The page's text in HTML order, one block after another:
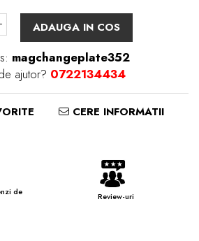
ADAUGA IN COS
magchangeplate352
ajutor? 0722134434
CERE INFORMATII
de
Review-uri